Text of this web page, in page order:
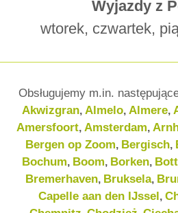
Wyjazdy z
wtorek, czwartek,
Obsługujemy m.in.
Akwizgran, Almelo, Almere,
Amersfoort, Amsterdam,
Bergen op Zoom, Bergisch,
Bochum, Boom, Borken,
Bremerhaven, Bruksela,
Capelle aan den IJssel,